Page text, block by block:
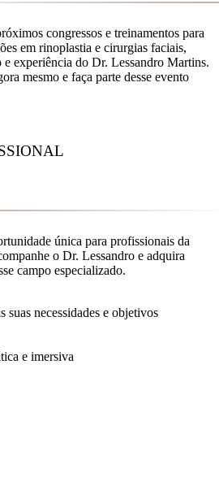
congressos e treinamentos para
em rinoplastia e cirurgias faciais,
experiência do Dr. Lessandro Martins.
mesmo e faça parte desse evento
única para profissionais da
o Dr. Lessandro e adquira
campo especializado.
suas necessidades e objetivos
e imersiva